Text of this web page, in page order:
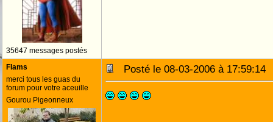
35647 messages postés
Flams
merci tous les guas du
forum pour votre aceuille
Gourou Pigeonneux
Posté le 08-03-2006 à